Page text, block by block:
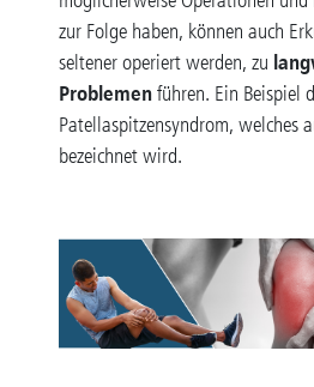
zur Folge haben, können auch
seltener operiert werden, zu
Problemenführen. Ein Beispiel
Patellaspitzensyndrom, welches
bezeichnet wird.